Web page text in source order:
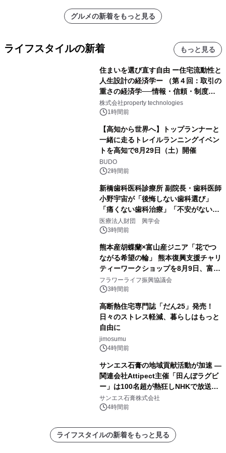
グルメの新着をもっと見る
ライフスタイルの新着 もっと見る
住まいを選び直す自由 ー住宅流動性と
人生設計の経済学ー （第４回：取引の
重さの経済学──情報・信頼・制度を
PropTechはどう組み替えるか）｜
PropTech-Lab
株式会社property technologies
1時間前
【高知から世界へ】トップランナーと
一緒に走るトレイルランニングイベン
トを高知で8月29日（土）開催
BUDO
2時間前
新橋歯科医科診療所 副院長・歯科医師
小野宇宙が「後悔しない歯科選び」
「痛くない歯科治療」「不安がない治
療計画」をテーマに専門監修
医療法人財団 興学会
3時間前
熊本産胡蝶蘭×富山産ジニア「花でつ
ながる希望の輪」 熊本復興支援チャリ
ティーワークショップを8月9日、富
山・射水で開催
フラワーライフ振興協議会
3時間前
高断熱住宅専門誌「だん25」発売！
日々のストレス軽減、暮らしはもっと
自由に
jimosumu
4時間前
サンエス石膏の地域貢献活動が加速 ―
関連会社Attipect主催「田んぼラグビ
ー」は100名超が熱狂しNHKで放送さ
れました。
サンエス石膏株式会社
4時間前
ライフスタイルの新着をもっと見る